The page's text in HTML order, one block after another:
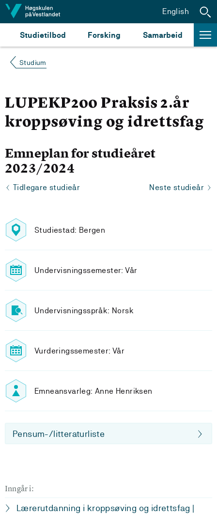
Hopp til innhald
Studietilbod Forsking Samarbeid
English
Studium
LUPEKP200 Praksis 2.år
kroppsøving og idrettsfag
Emneplan for studieåret
2023/2024
Tidlegare studieår Neste studieår
Studiestad: Bergen
Undervisningssemester: Vår
Undervisningsspråk: Norsk
Vurderingssemester: Vår
Emneansvarleg: Anne Henriksen
Pensum-/litteraturliste
Inngår i:
Lærerutdanning i kroppsøving og idrettsfag |